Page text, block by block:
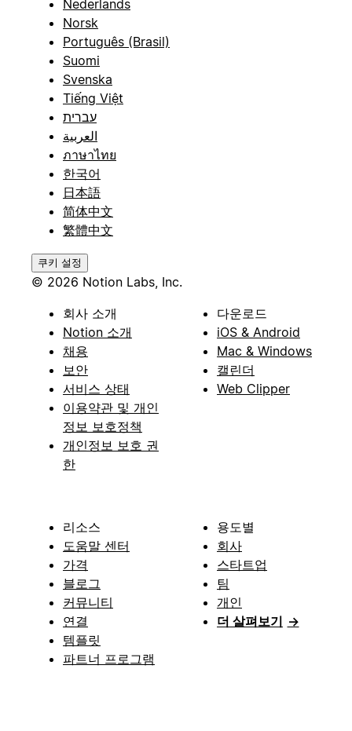
Nederlands
Norsk
Português (Brasil)
Suomi
Svenska
Tiếng Việt
עברית
العربية
ภาษาไทย
한국어
日本語
简体中文
繁體中文
쿠키 설정
© 2026 Notion Labs, Inc.
회사 소개
Notion 소개
채용
보안
서비스 상태
이용약관 및 개인
정보 보호정책
개인정보 보호 권
한
다운로드
iOS & Android
Mac & Windows
캘린더
Web Clipper
리소스
도움말 센터
가격
블로그
커뮤니티
연결
템플릿
파트너 프로그램
용도별
회사
스타트업
팀
개인
더 살펴보기 →